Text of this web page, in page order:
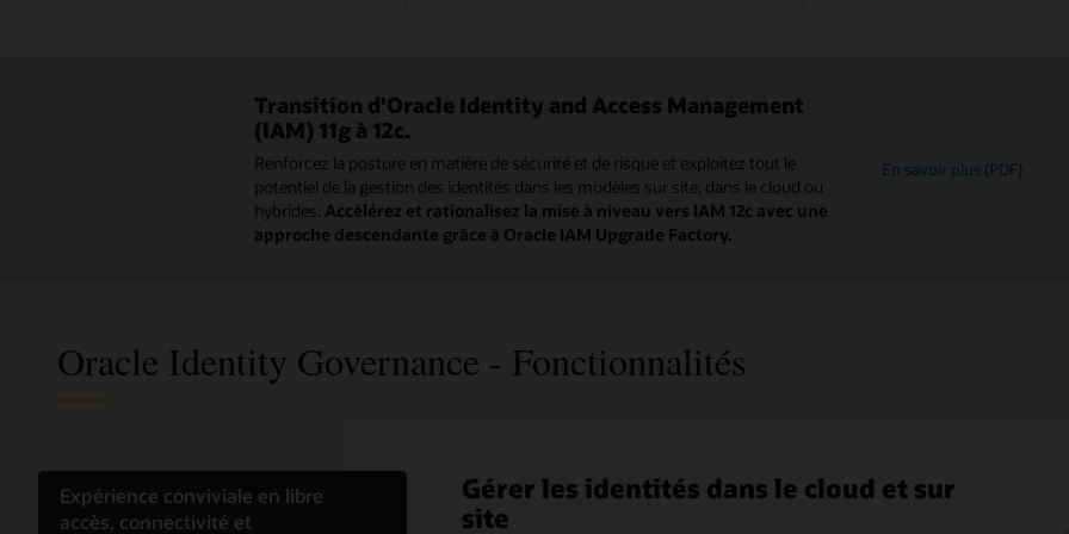
Transition d'Oracle Identity and Access Management
(IAM) 11g à 12c.
Renforcez la posture en matière de sécurité et de risque et exploitez tout le
potentiel de la gestion des identités dans les modèles sur site, dans le cloud ou
hybrides. Accélérez et rationalisez la mise à niveau vers IAM 12c avec une
approche descendante grâce à Oracle IAM Upgrade Factory.
En savoir plus (PDF)
Oracle Identity Governance - Fonctionnalités
Expérience conviviale en libre
accès, connectivité et
Gérer les identités dans le cloud et sur
site
Flux de travail efficaces et flexibles
pour les demandes d’accès
Optimiser le contrôle d'accès basé sur
les rôles avec l'exploration intelligente
Atteindre les objectifs de conformité
grâce à une gestion granulaire des
Gouvernance des identités sur site ou
dans le Cloud
Réduisez les risques de conformité avec
Oracle Access Governance